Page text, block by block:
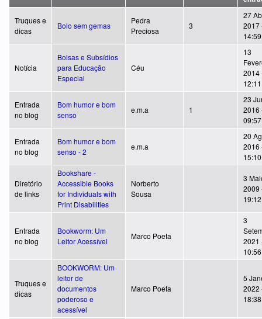
Truques e
dicas
Bolo sem gemas
Pedra
Preciosa
3
27
2017
14:59
Notícia
Bolsas e Subsídios
para Educação
Especial
Céu
13
2014
12:11
Entrada
no blog
Bom humor e bom
senso
e.m.a 1
23
2016
09:57
Entrada
no blog
Bom humor e bom
senso - 2
e.m.a
20
2016
15:10
Diretório
de links
Bookshare -
Accessible Books
for Individuals with
Print Disabilities
Norberto
Sousa
3
2009
19:12
Entrada
no blog
Bookworm: Um
Leitor Acessível
Marco Poeta
3
2021
10:56
Truques e
dicas
BOOKWORM: Um
leitor de
documentos
poderoso e
acessível
Marco Poeta
5
2022
18:38